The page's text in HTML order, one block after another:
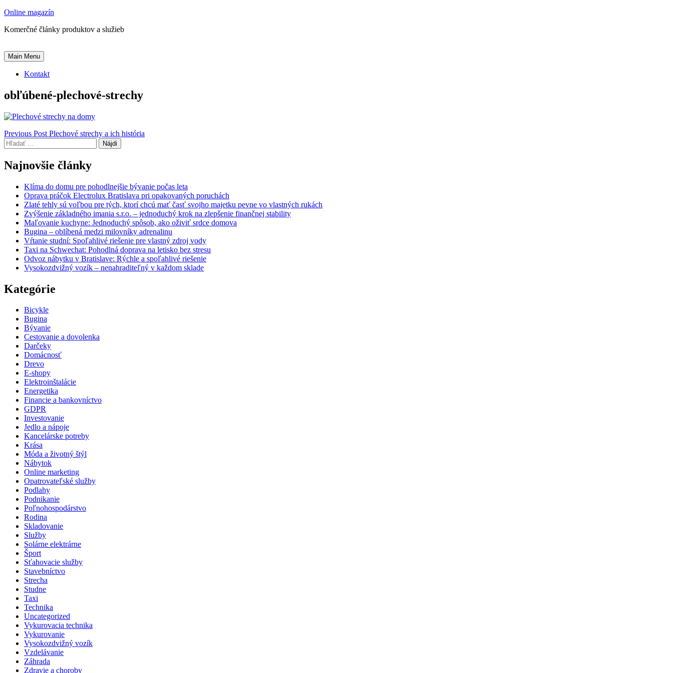
Skip
content
Online magazín
Komerčné články produktov a služieb
Main Menu
Kontakt
obľúbené-plechové-strechy
Navigácia
v
článku
Previous Post Plechové strechy a ich história
Hľadať:
Najnovšie články
Klíma do domu pre pohodlnejšie bývanie počas leta
Oprava práčok Electrolux Bratislava pri opakovaných poruchách
Zlaté tehly sú voľbou pre tých, ktorí chcú mať časť svojho majetku pevne vo vlastných rukách
Zvýšenie základného imania s.r.o. – jednoduchý krok na zlepšenie finančnej stability
Maľovanie kuchyne: Jednoduchý spôsob, ako oživiť srdce domova
Bugina – oblíbená medzi milovníky adrenalinu
Vŕtanie studní: Spoľahlivé riešenie pre vlastný zdroj vody
Taxi na Schwechat: Pohodlná doprava na letisko bez stresu
Odvoz nábytku v Bratislave: Rýchle a spoľahlivé riešenie
Vysokozdvižný vozík – nenahraditeľný v každom sklade
Kategórie
Bicykle
Bugina
Bývanie
Cestovanie a dovolenka
Darčeky
Domácnosť
Drevo
E-shopy
Elektroinštalácie
Energetika
Financie a bankovníctvo
GDPR
Investovanie
Jedlo a nápoje
Kancelárske potreby
Krása
Móda a životný štýl
Nábytok
Online marketing
Opatrovateľské služby
Podlahy
Podnikanie
Poľnohospodárstvo
Rodina
Skladovanie
Služby
Solárne elektrárne
Šport
Sťahovacie služby
Stavebníctvo
Strecha
Studne
Taxi
Technika
Uncategorized
Vykurovacia technika
Vykurovanie
Vysokozdvižný vozík
Vzdelávanie
Záhrada
Zdravie a choroby